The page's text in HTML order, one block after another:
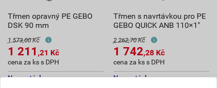
Třmen opravný PE GEBO
DSK 90 mm
1 573,00 Kč
1 211 ,21 Kč
cena za ks s DPH
Na poptávku
Třmen s navrtávkou pro PE
GEBO QUICK ANB 110×1"
2 262,70 Kč
1 742,28 Kč
cena za ks s DPH
Na poptávku